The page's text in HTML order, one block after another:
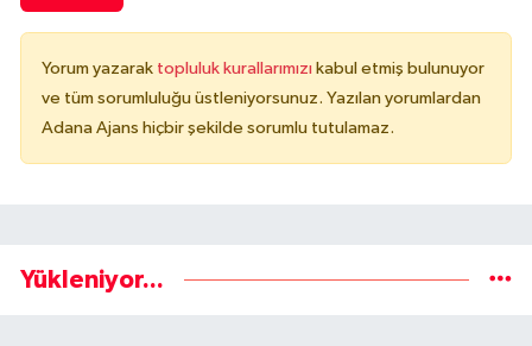
Yorum yazarak topluluk kurallarımızı kabul etmiş bulunuyor
ve tüm sorumluluğu üstleniyorsunuz. Yazılan yorumlardan
Adana Ajans hiçbir şekilde sorumlu tutulamaz.
Yükleniyor...